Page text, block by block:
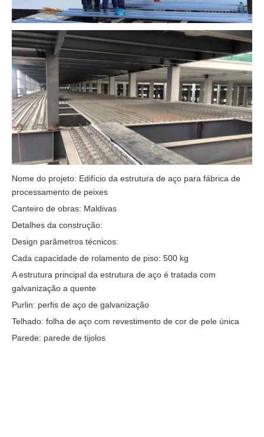
Nome do projeto: Edifício da estrutura de aço para fábrica de
processamento de peixes
Canteiro de obras: Maldivas
Detalhes da construção:
Design parâmetros técnicos:
Cada capacidade de rolamento de piso: 500 kg
A estrutura principal da estrutura de aço é tratada com
galvanização a quente
Purlin: perfis de aço de galvanização
Telhado: folha de aço com revestimento de cor de pele única
Parede: parede de tijolos